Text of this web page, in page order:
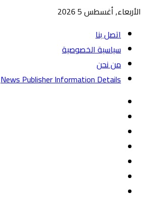
الأربعاء, أغسطس 5 2026
اتصل بنا
سياسية الخصوصية
من نحن
News Publisher Information Details